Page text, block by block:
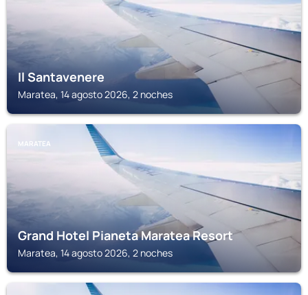
Il Santavenere
Maratea, 14 agosto 2026, 2 noches
MARATEA
Grand Hotel Pianeta Maratea Resort
Maratea, 14 agosto 2026, 2 noches